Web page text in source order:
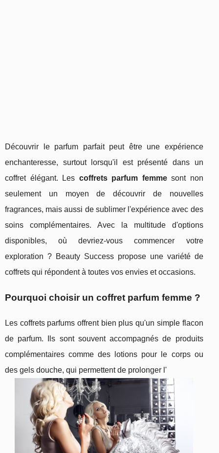
Découvrir le parfum parfait peut être une expérience
enchanteresse, surtout lorsqu'il est présenté dans un
coffret élégant. Les coffrets parfum femmesont non
seulement un moyen de découvrir de nouvelles
fragrances, mais aussi de sublimer l'expérience avec des
soins complémentaires. Avec la multitude d'options
disponibles, où devriez-vous commencer votre
exploration ? Beauty Success propose une variété de
coffrets qui répondent à toutes vos envies et occasions.
Pourquoi choisir un coffret parfum femme ?
Les coffrets parfums offrent bien plus qu'un simple flacon
de parfum. Ils sont souvent accompagnés de produits
complémentaires comme des lotions pour le corps ou
des gels douche, qui permettent de prolonger l'